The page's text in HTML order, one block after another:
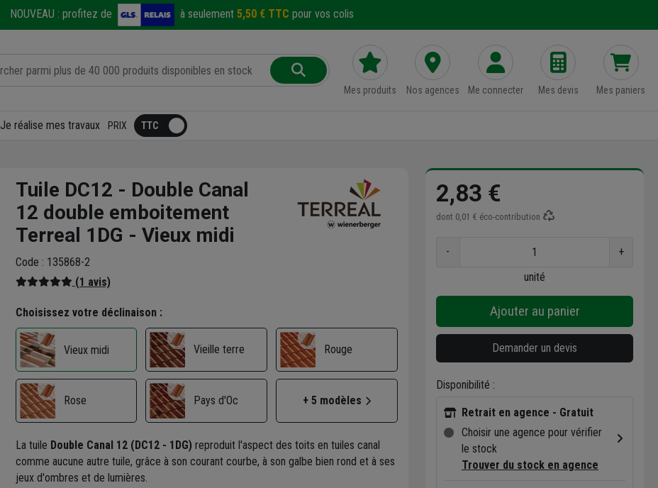
NOUVEAU : profitez de à seulement 5,50 € TTC pour vos colis
Mes produits Nos agences Me connecter Mes devis Mes paniers
Je réalise mes travaux PRIX
Tuile DC12 - Double Canal
12 double emboitement
Terreal 1DG - Vieux midi
Code : 135868-2
(1 avis)
Choisissez votre déclinaison :
Vieux midi Vieille terre Rouge
Rose Pays d'Oc + 5 modèles
La tuile Double Canal 12 (DC12 - 1DG) reproduit l'aspect des toits en tuiles canal
comme aucune autre tuile, grâce à son courant courbe, à son galbe bien rond et à ses
jeux d'ombres et de lumières.
2,83 €
dont 0,01 € éco-contribution
-
+
unité
Ajouter au panier
Demander un devis
Disponibilité :
Retrait en agence - Gratuit
Choisir une agence pour vérifier
le stock
Trouver du stock en agence